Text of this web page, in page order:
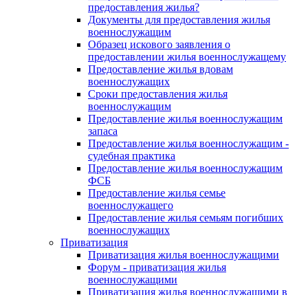
предоставления жилья?
Документы для предоставления жилья
военнослужащим
Образец искового заявления о
предоставлении жилья военнослужащему
Предоставление жилья вдовам
военнослужащих
Сроки предоставления жилья
военнослужащим
Предоставление жилья военнослужащим
запаса
Предоставление жилья военнослужащим -
судебная практика
Предоставление жилья военнослужащим
ФСБ
Предоставление жилья семье
военнослужащего
Предоставление жилья семьям погибших
военнослужащих
Приватизация
Приватизация жилья военнослужащими
Форум - приватизация жилья
военнослужащими
Приватизация жилья военнослужащими в